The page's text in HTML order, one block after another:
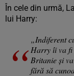
În cele din urmă,
lui Harry:
„Indiferent
Harry îi va fi
Britanie și
fără să